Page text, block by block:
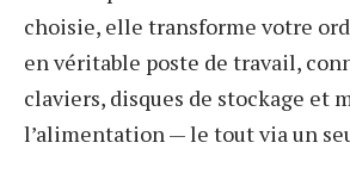
choisie, elle transforme votre
en véritable poste de travail,
claviers, disques de stockage et
l’alimentation — le tout via un